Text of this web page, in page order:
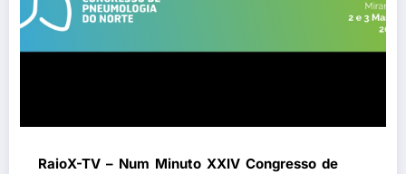
RaioX-TV – Num Minuto XXIV Congresso de